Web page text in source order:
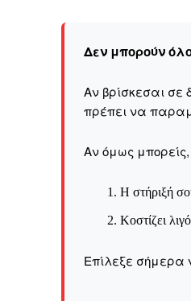
Δεν μπορούν
Αν βρίσκεσαι σε
πρέπει να
Αν όμως
Η στήριξή
Κοστίζει
Επίλεξε σήμερα